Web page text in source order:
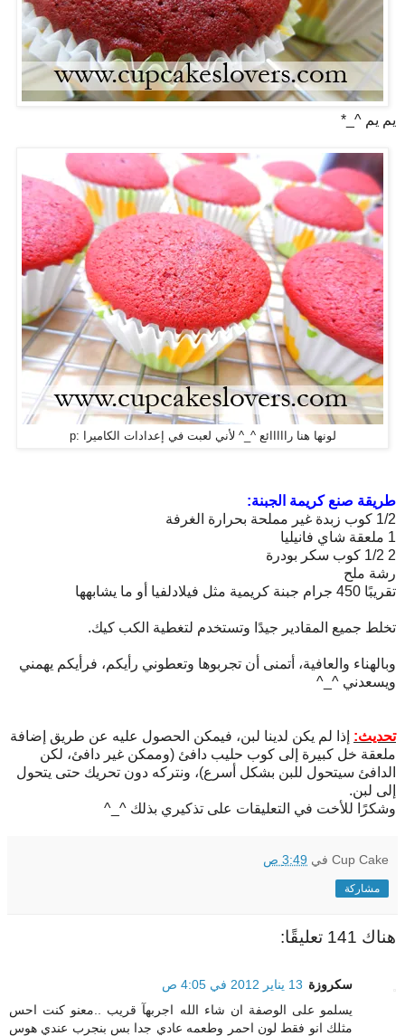
يم يم ^_*
لونها هنا رااااائع ^_^ لأني لعبت في إعدادات الكاميرا :p
طريقة صنع كريمة الجبنة:
1/2 كوب زبدة غير مملحة بحرارة الغرفة
1 ملعقة شاي فانيليا
2 1/2 كوب سكر بودرة
رشة ملح
تقريبًا 450 جرام جبنة كريمية مثل فيلادلفيا أو ما يشابهها
تخلط جميع المقادير جيدًا وتستخدم لتغطية الكب كيك.
وبالهناء والعافية، أتمنى أن تجربوها وتعطوني رأيكم، فرأيكم يهمني
ويسعدني ^_^
تحديث: إذا لم يكن لدينا لبن، فيمكن الحصول عليه عن طريق إضافة
ملعقة خل كبيرة إلى كوب حليب دافئ (وممكن غير دافئ، لكن
الدافئ سيتحول للبن بشكل أسرع)، ونتركه دون تحريك حتى يتحول
إلى لبن.
وشكرًا للأخت في التعليقات على تذكيري بذلك ^_^
Cup Cake في 3:49 ص
مشاركة
هناك 141 تعليقًا:
سكروزة 13 يناير 2012 في 4:05 ص
يسلمو على الوصفة ان شاء الله اجربهآ قريب ..معنو كنت احس
مثلك انو فقط لون احمر وطعمه عادي جدا بس بنجرب عندي هوس